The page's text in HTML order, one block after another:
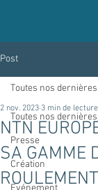
Post
Toutes nos
Presse
Création
Toutes nos
NTN
SA GAMME
2 nov. 2023 3 min de lecture